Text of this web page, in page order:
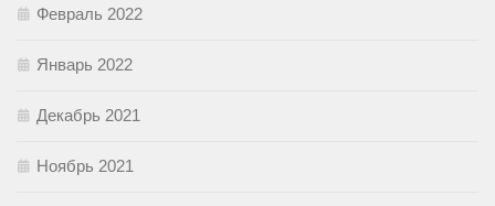
Февраль 2022
Январь 2022
Декабрь 2021
Ноябрь 2021